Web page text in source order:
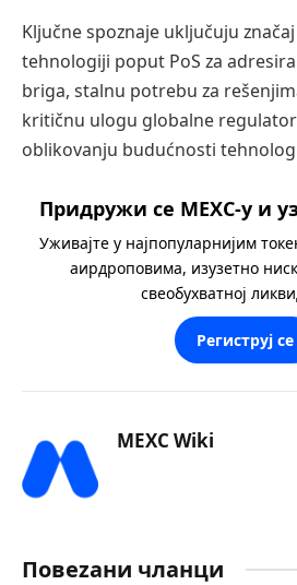
Ključne spoznaje uključuju
tehnologiji poput PoS za
briga, stalnu potrebu za
kritičnu ulogu globalne
oblikovanju budućnosti
Придружи се MEXC-у и
Уживајте у најпопуларнијим
аирдроповима, изузетно
свеобухватној
Региструј се
MEXC Wiki
Повеzани чланци